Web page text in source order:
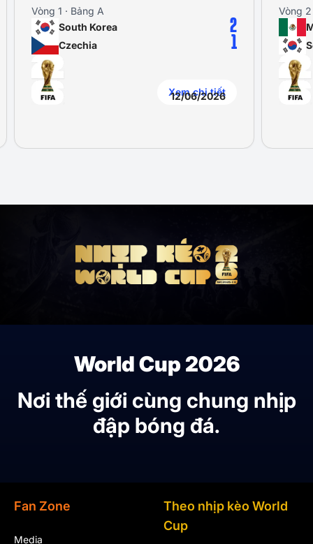
Vòng 1 · Bảng A
12/06/2026
South Korea
Czechia
2
1
Xem chi tiết
Vòng 2
World Cup 2026
Nơi thế giới cùng chung nhịp
đập bóng đá.
Fan Zone
Media
Theo nhịp kèo World
Cup